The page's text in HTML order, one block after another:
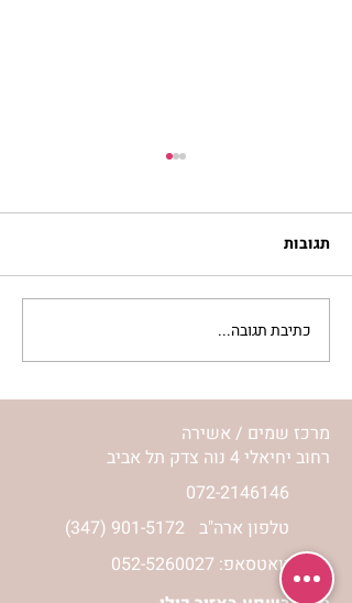
מתגעגעות לבית המפגש,
השיעור לתשעה באב | הר'
ימימה מזרחי
תגובות
כתיבת תגובה...
מרכז שמים / אשירה
רחוב יחיאלי 4 נוה צדק תל אביב
072-2146146
(347) 901-5172 טלפון ארה"ב
וואטסאפ: 052-5260027